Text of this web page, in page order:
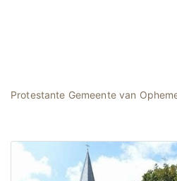
Protestante Gemeente van